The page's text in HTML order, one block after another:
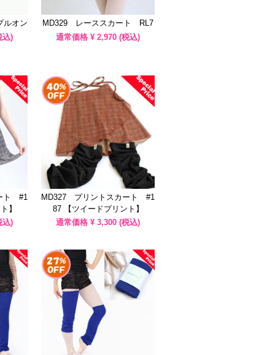
ルオン
込)
MD329 レーススカート RL7
通常価格 ¥ 2,970 (税込)
ト #1
】
込)
MD327 プリントスカート #1
87 【ツイードプリント】
通常価格 ¥ 3,300 (税込)